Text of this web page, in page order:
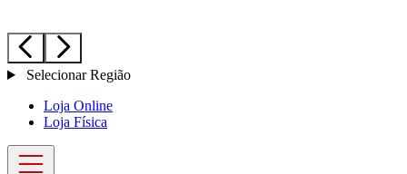
Selecionar Região
Loja Online
Loja Física